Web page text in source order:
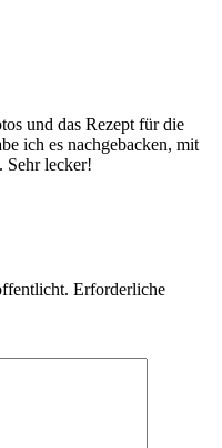
und das Rezept für die
ich es nachgebacken, mit
Sehr lecker!
Erforderliche